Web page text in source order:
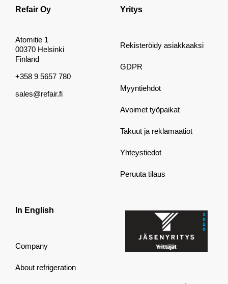
Refair Oy
Atomitie 1
00370 Helsinki
Finland
+358 9 5657 780
sales@refair.fi
Yritys
Rekisteröidy asiakkaaksi
GDPR
Myyntiehdot
Avoimet työpaikat
Takuut ja reklamaatiot
Yhteystiedot
Peruuta tilaus
In English
Company
About refrigeration